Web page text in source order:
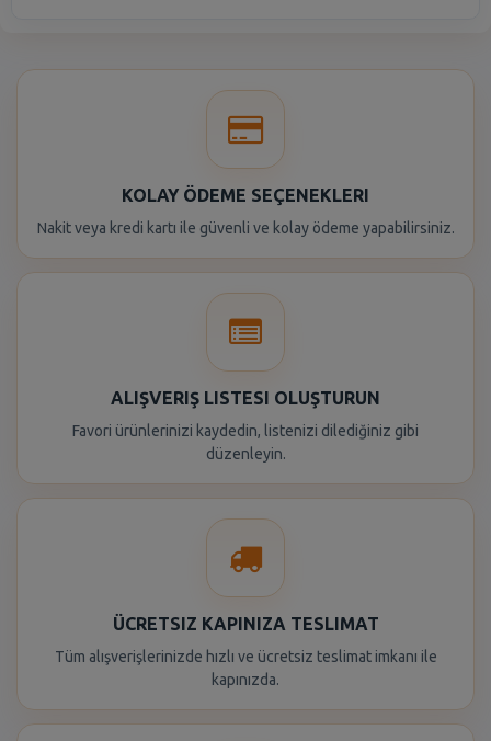
KOLAY ÖDEME SEÇENEKLERI
Nakit veya kredi kartı ile güvenli ve kolay ödeme yapabilirsiniz.
ALIŞVERIŞ LISTESI OLUŞTURUN
Favori ürünlerinizi kaydedin, listenizi dilediğiniz gibi
düzenleyin.
ÜCRETSIZ KAPINIZA TESLIMAT
Tüm alışverişlerinizde hızlı ve ücretsiz teslimat imkanı ile
kapınızda.